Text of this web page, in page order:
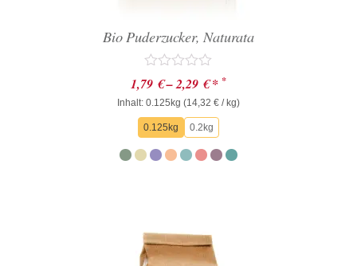
Bio Puderzucker, Naturata
Bewertet
mit
0
von
5
1,79 €–2,29 €* *
Inhalt: 0.125kg (14,32 € / kg)
0.125kg 0.2kg